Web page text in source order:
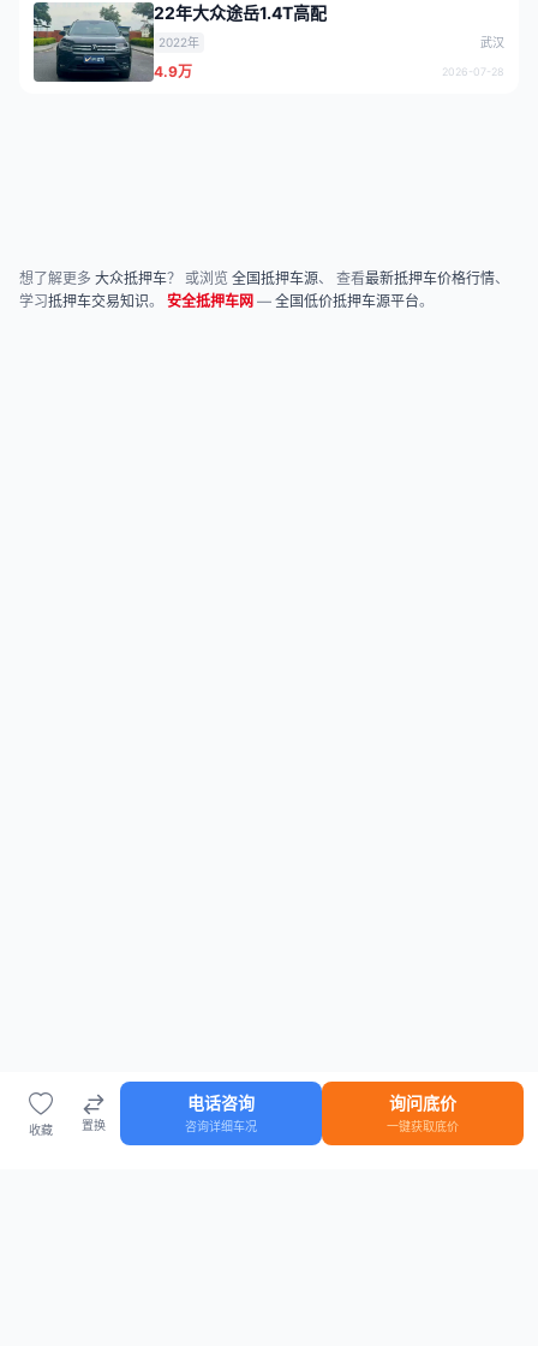
22年大众途岳1.4T高配
2022年 武汉
4.9万 2026-07-28
收藏 置换
电话咨询
咨询详细车况
询问底价
一键获取底价
想了解更多 大众抵押车？ 或浏览 全国抵押车源、 查看最新抵押车价格行情、
学习抵押车交易知识。 安全抵押车网 — 全国低价抵押车源平台。
车源 知识 登录